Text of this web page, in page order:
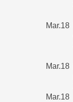
Mar.18
Mar.18
Mar.18